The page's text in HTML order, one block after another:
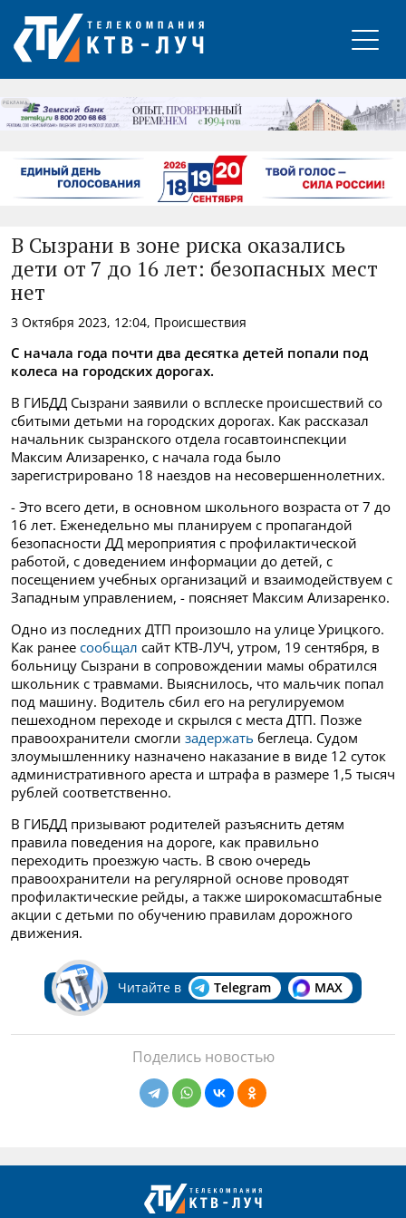
РЕКЛАМА
В Сызрани в зоне риска оказались
дети от 7 до 16 лет: безопасных мест
нет
3 Октября 2023, 12:04, Происшествия
С начала года почти два десятка детей попали под
колеса на городских дорогах.
В ГИБДД Сызрани заявили о всплеске происшествий со
сбитыми детьми на городских дорогах. Как рассказал
начальник сызранского отдела госавтоинспекции
Максим Ализаренко, с начала года было
зарегистрировано 18 наездов на несовершеннолетних.
- Это всего дети, в основном школьного возраста от 7 до
16 лет. Еженедельно мы планируем с пропагандой
безопасности ДД мероприятия с профилактической
работой, с доведением информации до детей, с
посещением учебных организаций и взаимодействуем с
Западным управлением, - поясняет Максим Ализаренко.
Одно из последних ДТП произошло на улице Урицкого.
Как ранее сообщал сайт КТВ-ЛУЧ, утром, 19 сентября, в
больницу Сызрани в сопровождении мамы обратился
школьник с травмами. Выяснилось, что мальчик попал
под машину. Водитель сбил его на регулируемом
пешеходном переходе и скрылся с места ДТП. Позже
правоохранители смогли задержать беглеца. Судом
злоумышленнику назначено наказание в виде 12 суток
административного ареста и штрафа в размере 1,5 тысяч
рублей соответственно.
В ГИБДД призывают родителей разъяснить детям
правила поведения на дороге, как правильно
переходить проезжую часть. В свою очередь
правоохранители на регулярной основе проводят
профилактические рейды, а также широкомасштабные
акции с детьми по обучению правилам дорожного
движения.
Читайте в Telegram MAX
Поделись новостью